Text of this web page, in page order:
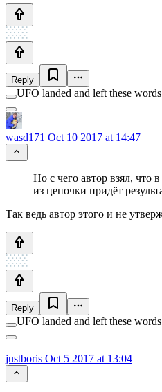
Reply
UFO landed and left these
wasd171 Oct 10 2017 at 14:47
Но с чего автор взял, что
из цепочки придёт
Так ведь автор этого и не
Reply
UFO landed and left these
justboris Oct 5 2017 at 13:04